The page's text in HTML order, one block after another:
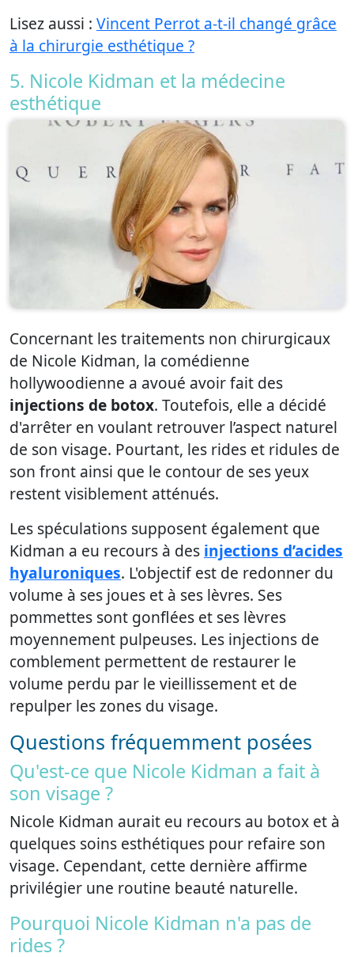
Lisez aussi : Vincent Perrot a-t-il changé grâce
à la chirurgie esthétique ?
5. Nicole Kidman et la médecine
esthétique
Concernant les traitements non chirurgicaux
de Nicole Kidman, la comédienne
hollywoodienne a avoué avoir fait des
injections de botox. Toutefois, elle a décidé
d'arrêter en voulant retrouver l’aspect naturel
de son visage. Pourtant, les rides et ridules de
son front ainsi que le contour de ses yeux
restent visiblement atténués.
Les spéculations supposent également que
Kidman a eu recours à des injections d’acides
hyaluroniques. L'objectif est de redonner du
volume à ses joues et à ses lèvres. Ses
pommettes sont gonflées et ses lèvres
moyennement pulpeuses. Les injections de
comblement permettent de restaurer le
volume perdu par le vieillissement et de
repulper les zones du visage.
Questions fréquemment posées
Qu'est-ce que Nicole Kidman a fait à
son visage ?
Nicole Kidman aurait eu recours au botox et à
quelques soins esthétiques pour refaire son
visage. Cependant, cette dernière affirme
privilégier une routine beauté naturelle.
Pourquoi Nicole Kidman n'a pas de
rides ?